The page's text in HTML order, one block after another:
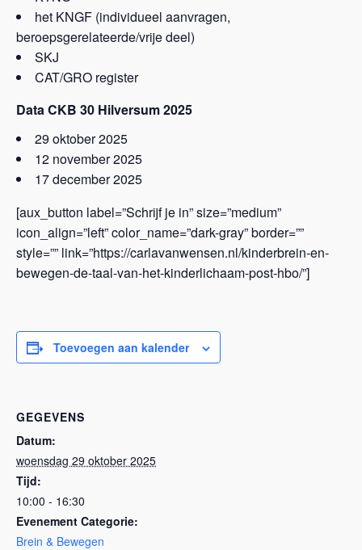
het KNGF (individueel aanvragen,
beroepsgerelateerde/vrije deel)
SKJ
CAT/GRO register
Data CKB 30 Hilversum 2025
29 oktober 2025
12 november 2025
17 december 2025
[aux_button label=”Schrijf je in” size=”medium”
icon_align=”left” color_name=”dark-gray” border=””
style=”” link=”https://carlavanwensen.nl/kinderbrein-en-
bewegen-de-taal-van-het-kinderlichaam-post-hbo/”]
Toevoegen aan kalender
GEGEVENS
Datum:
woensdag 29 oktober 2025
Tijd:
10:00 - 16:30
Evenement Categorie:
Brein & Bewegen